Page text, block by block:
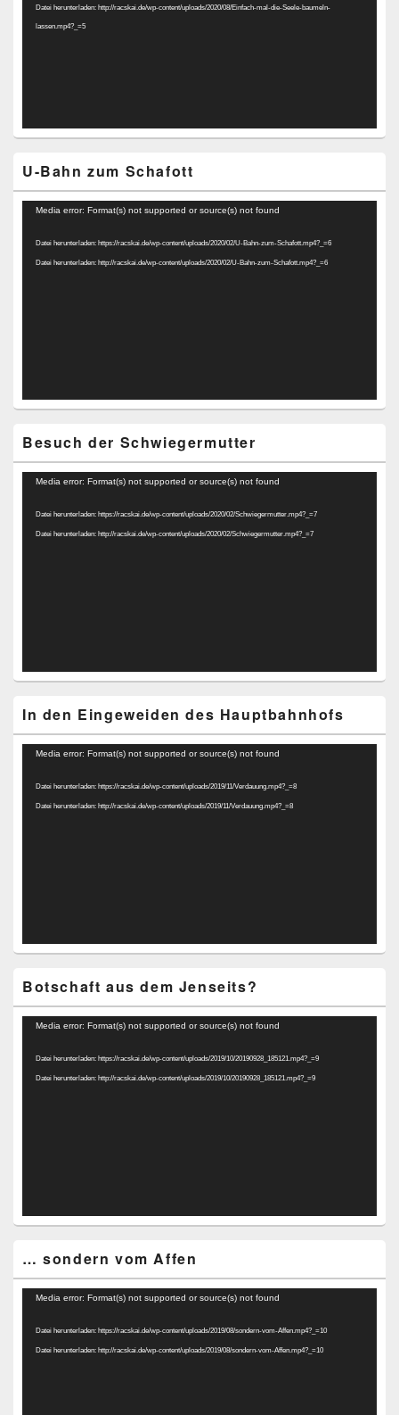
Datei herunterladen: http://racskai.de/wp-content/uploads/2020/08/Einfach-mal-die-Seele-baumeln-
lassen.mp4?_=5
U-Bahn zum Schafott
Video-
Media error: Format(s) not supported or source(s) not found
Datei herunterladen: https://racskai.de/wp-content/uploads/2020/02/U-Bahn-zum-Schafott.mp4?_=6
Datei herunterladen: http://racskai.de/wp-content/uploads/2020/02/U-Bahn-zum-Schafott.mp4?_=6
Besuch der Schwiegermutter
Video-
Media error: Format(s) not supported or source(s) not found
Datei herunterladen: https://racskai.de/wp-content/uploads/2020/02/Schwiegermutter.mp4?_=7
Datei herunterladen: http://racskai.de/wp-content/uploads/2020/02/Schwiegermutter.mp4?_=7
In den Eingeweiden des Hauptbahnhofs
Video-
Media error: Format(s) not supported or source(s) not found
Datei herunterladen: https://racskai.de/wp-content/uploads/2019/11/Verdauung.mp4?_=8
Datei herunterladen: http://racskai.de/wp-content/uploads/2019/11/Verdauung.mp4?_=8
Botschaft aus dem Jenseits?
Video-
Media error: Format(s) not supported or source(s) not found
Datei herunterladen: https://racskai.de/wp-content/uploads/2019/10/20190928_185121.mp4?_=9
Datei herunterladen: http://racskai.de/wp-content/uploads/2019/10/20190928_185121.mp4?_=9
… sondern vom Affen
Video-
Media error: Format(s) not supported or source(s) not found
Datei herunterladen: https://racskai.de/wp-content/uploads/2019/08/sondern-vom-Affen.mp4?_=10
Datei herunterladen: http://racskai.de/wp-content/uploads/2019/08/sondern-vom-Affen.mp4?_=10